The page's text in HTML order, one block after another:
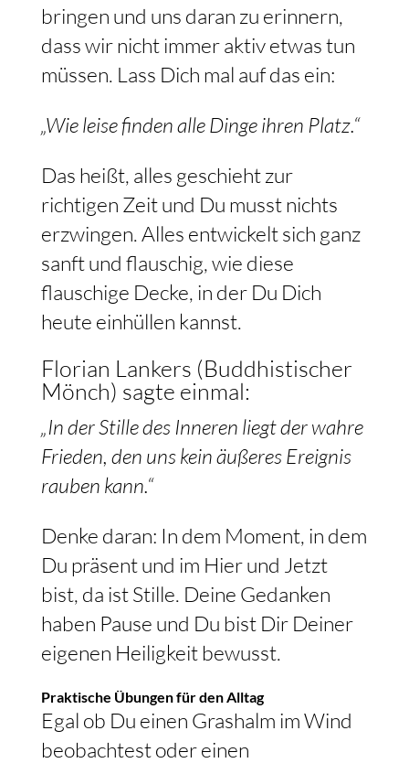
bringen und uns daran zu erinnern,
dass wir nicht immer aktiv etwas tun
müssen. Lass Dich mal auf das ein:
„Wie leise finden alle Dinge ihren Platz.“
Das heißt, alles geschieht zur
richtigen Zeit und Du musst nichts
erzwingen. Alles entwickelt sich ganz
sanft und flauschig, wie diese
flauschige Decke, in der Du Dich
heute einhüllen kannst.
Florian Lankers (Buddhistischer
Mönch) sagte einmal:
„In der Stille des Inneren liegt der wahre
Frieden, den uns kein äußeres Ereignis
rauben kann.“
Denke daran: In dem Moment, in dem
Du präsent und im Hier und Jetzt
bist, da ist Stille. Deine Gedanken
haben Pause und Du bist Dir Deiner
eigenen Heiligkeit bewusst.
Praktische Übungen für den Alltag
Egal ob Du einen Grashalm im Wind
beobachtest oder einen